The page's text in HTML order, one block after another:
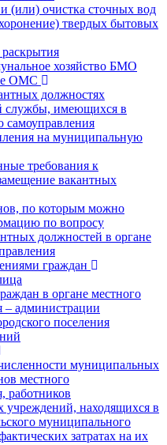
(или) очистка сточных вод
твердых бытовых
хозяйство БМО
ОМС
должностях
службы, имеющихся в
самоуправления
на муниципальную
требования к
вакантных
по которым можно
по вопросу
должностей в органе
граждан
в органе местного
– администрации
поселения
муниципальных
местного
работников
находящихся в
муниципального
затратах на их